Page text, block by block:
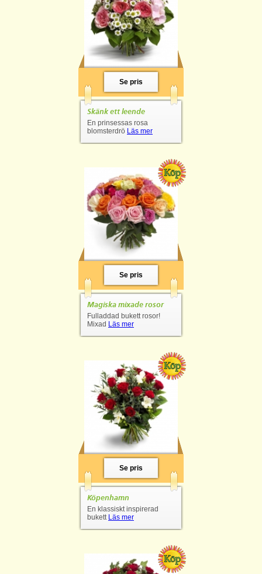
Se pris
Skänk ett leende
En prinsessas rosa
blomsterdrö Läs mer
Se pris
Magiska mixade rosor
Fulladdad bukett rosor!
Mixad Läs mer
Se pris
Köpenhamn
En klassiskt inspirerad
bukett Läs mer